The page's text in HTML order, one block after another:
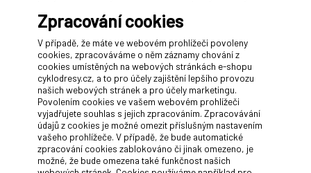
Zpracování cookies
V případě, že máte ve webovém prohlížeči povoleny
cookies, zpracováváme o něm záznamy chování z
cookies umístěných na webových stránkách e-shopu
cyklodresy.cz, a to pro účely zajištění lepšího provozu
našich webových stránek a pro účely marketingu.
Povolením cookies ve vašem webovém prohlížeči
vyjadřujete souhlas s jejich zpracováním. Zpracovávání
údajů z cookies je možné omezit příslušným nastavením
vašeho prohlížeče. V případě, že bude automatické
zpracování cookies zablokováno či jinak omezeno, je
možné, že bude omezena také funkčnost našich